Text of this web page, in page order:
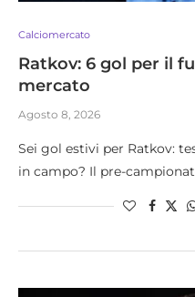
Calciomercato
Ratkov: 6 gol per il
mercato
Agosto 8, 2026
​Sei gol estivi per Ratkov:
in campo? Il pre-